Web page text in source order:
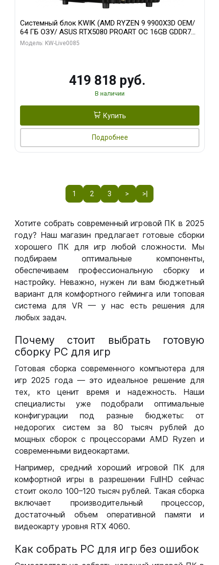
Системный блок KWIK (AMD RYZEN 9 9900X3D OEM/
64 ГБ ОЗУ/ ASUS RTX5080 PROART OC 16GB GDDR7
256bit Type-C DP 2/ 960 ГБ SSD)
Модель: KW-Live0085
419 818 руб.
В наличии
Купить
Подробнее
1 2 3 > >|
Хотите собрать современный игровой ПК в 2025
году? Наш магазин предлагает готовые сборки
хорошего ПК для игр любой сложности. Мы
подбираем оптимальные компоненты,
обеспечиваем профессиональную сборку и
настройку. Неважно, нужен ли вам бюджетный
вариант для комфортного гейминга или топовая
система для VR — у нас есть решения для
любых задач.
Почему стоит выбрать готовую
сборку РС для игр
Готовая сборка современного компьютера для
игр 2025 года — это идеальное решение для
тех, кто ценит время и надежность. Наши
специалисты уже подобрали оптимальные
конфигурации под разные бюджеты: от
недорогих систем за 80 тысяч рублей до
мощных сборок с процессорами AMD Ryzen и
современными видеокартами.
Например, средний хороший игровой ПК для
комфортной игры в разрешении FullHD сейчас
стоит около 100–120 тысяч рублей. Такая сборка
включает производительный процессор,
достаточный объем оперативной памяти и
видеокарту уровня RTX 4060.
Как собрать РС для игр без ошибок